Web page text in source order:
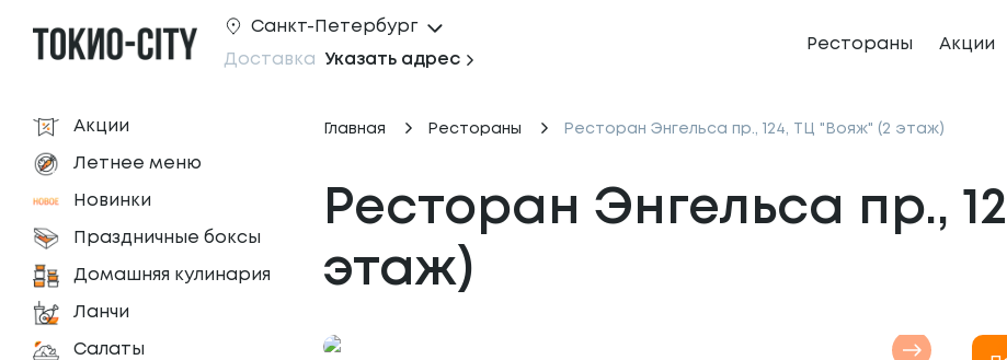
Санкт-Петербург
Доставка Указать адрес
Рестораны Акции
Акции
Летнее меню
Новинки
Праздничные боксы
Домашняя кулинария
Ланчи
Салаты
Главная Рестораны Ресторан Энгельса пр., 124, ТЦ "Вояж" (2 этаж)
Ресторан Энгельса пр.,
этаж)